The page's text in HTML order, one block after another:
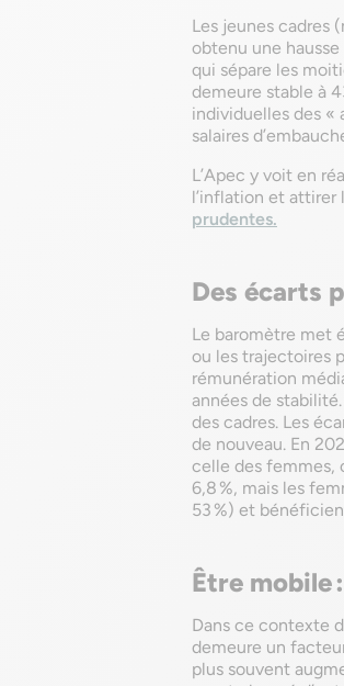
Les jeunes cadres
obtenu une
qui sépare les
demeure stable à
individuelles des «
salaires
L’Apec y voit en
l’inflation et attirer
prudentes.
Des écarts
Le baromètre met
ou les trajectoires
rémunération
années de
des cadres. Les
de nouveau. En
celle des femmes,
6,8 %, mais les
53 %) et
Être mobile
Dans ce contexte
demeure un
plus souvent